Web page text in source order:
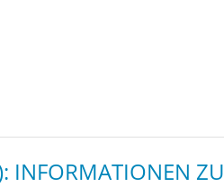
INFORMATIONEN ZU